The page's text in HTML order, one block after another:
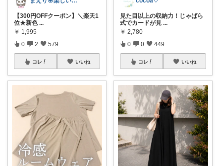
【300円OFFクーポン】＼楽天1
位★新色 ...
￥ 1,995
0 2 579
コレ いいね
見た目以上の収納力！じゃばら
式でカードが見 ...
￥ 2,780
0 0 449
コレ いいね